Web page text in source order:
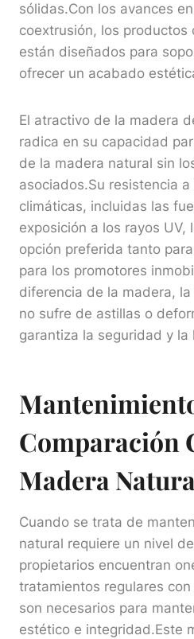
sólidas.Con los avances
coextrusión, los productos
están diseñados para
ofrecer un acabado
El atractivo de la madera
radica en su capacidad
de la madera natural sin
asociados.Su resistencia
climáticas, incluidas las
exposición a los rayos UV,
opción preferida tanto
para los promotores
diferencia de la madera,
no sufre de astillas o
garantiza la seguridad y la
Comparación
Madera
Cuando se trata de
natural requiere un nivel
propietarios encuentran
tratamientos regulares
son necesarios para
estético e integridad.Este